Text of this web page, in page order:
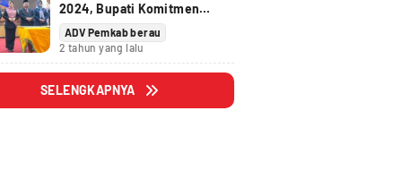
2024, Bupati Komitmen
Tindak Lanjuti Pandangan
Fraksi
ADV Pemkab berau
2 tahun yang lalu
SELENGKAPNYA